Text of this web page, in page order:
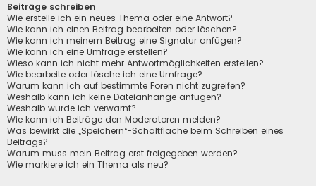
Beiträge schreiben
Wie erstelle ich ein neues Thema oder eine Antwort?
Wie kann ich einen Beitrag bearbeiten oder löschen?
Wie kann ich meinem Beitrag eine Signatur anfügen?
Wie kann ich eine Umfrage erstellen?
Wieso kann ich nicht mehr Antwortmöglichkeiten erstellen?
Wie bearbeite oder lösche ich eine Umfrage?
Warum kann ich auf bestimmte Foren nicht zugreifen?
Weshalb kann ich keine Dateianhänge anfügen?
Weshalb wurde ich verwarnt?
Wie kann ich Beiträge den Moderatoren melden?
Was bewirkt die „Speichern“-Schaltfläche beim Schreiben eines
Beitrags?
Warum muss mein Beitrag erst freigegeben werden?
Wie markiere ich ein Thema als neu?